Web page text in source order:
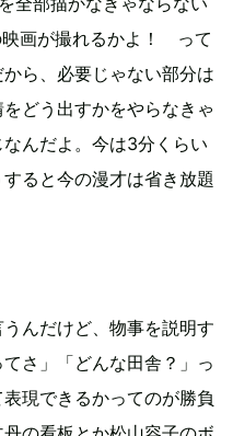
画が撮れるかよ！ って
ら、必要じゃない部分は
どう出すかをやらなきゃ
んだよ。今は3分くらい
ると今の漫才は省き放題
んだけど、物事を説明す
さ」「どんな田舎？」っ
現できるかってのが勝負